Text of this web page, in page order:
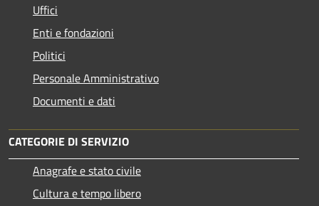
Uffici
Enti e fondazioni
Politici
Personale Amministrativo
Documenti e dati
CATEGORIE DI SERVIZIO
Anagrafe e stato civile
Cultura e tempo libero